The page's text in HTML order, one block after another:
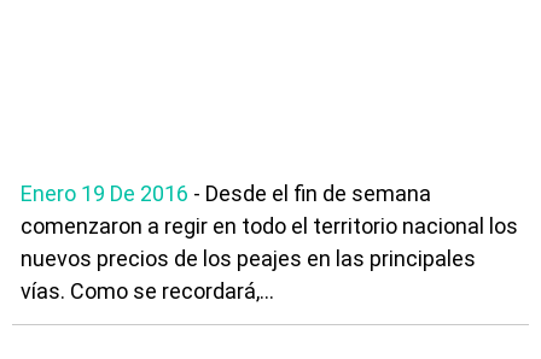
Enero 19 De 2016 - Desde el fin de semana
comenzaron a regir en todo el territorio nacional los
nuevos precios de los peajes en las principales
vías. Como se recordará,...